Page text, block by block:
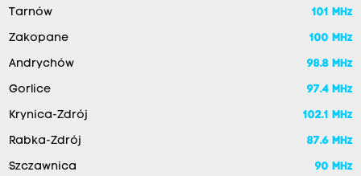
Tarnów 101 MHz
Zakopane 100 MHz
Andrychów 98.8 MHz
Gorlice 97.4 MHz
Krynica-Zdrój 102.1 MHz
Rabka-Zdrój 87.6 MHz
Szczawnica 90 MHz